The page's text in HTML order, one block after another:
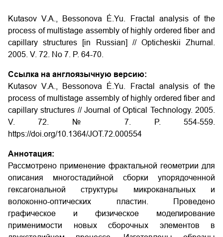
Kutasov V.A., Bessonova É.Yu. Fractal analysis of the
process of multistage assembly of highly ordered fiber and
capillary structures [in Russian] // Opticheskii Zhurnal.
2005. V. 72. No 7. P. 64-70.
Ссылка на англоязычную версию:
Kutasov V.A., Bessonova É.Yu. Fractal analysis of the
process of multistage assembly of highly ordered fiber and
capillary structures // Journal of Optical Technology. 2005.
V. 72. № 7. P. 554-559.
https://doi.org/10.1364/JOT.72.000554
Аннотация:
Рассмотрено применение фрактальной геометрии для
описания многостадийной сборки упорядоченной
гексагональной структуры микроканальных и
волоконно-оптических пластин. Проведено
графическое и физическое моделирование
применимости новых сборочных элементов в